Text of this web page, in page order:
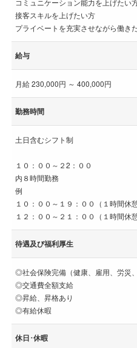
接客スキルを上げたい方
プライベートを充実させながら働きた
給与
月給 230,000円 ～ 400,000円
勤務時間
土日含むシフト制
１０：００～２2：００
内８時間勤務
例
１０：００～１９：００（１時間休憩
１２：００～２１：００（１時間休憩
待遇及び福利厚生
◎社会保険完備（健康、雇用、労災、
◎交通費全額支給
◎昇給、昇格あり
◎有給休暇
休日･休暇